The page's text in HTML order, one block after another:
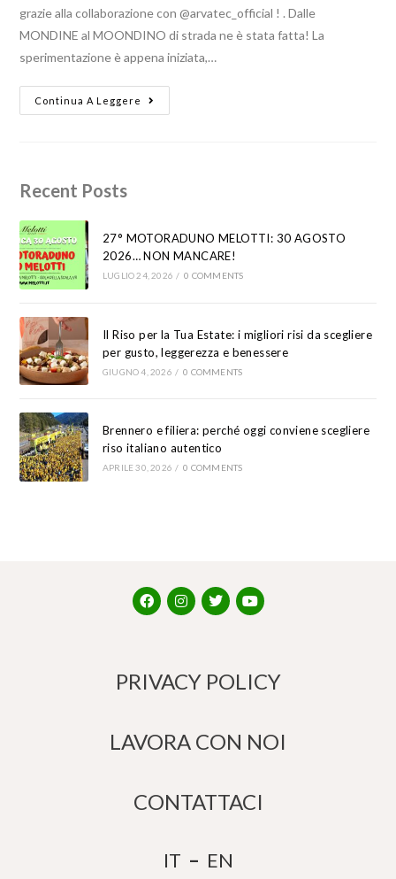
grazie alla collaborazione con @arvatec_official ! . Dalle
MONDINE al MOONDINO di strada ne è stata fatta! La
sperimentazione è appena iniziata,…
Continua A Leggere
Recent Posts
27° MOTORADUNO MELOTTI: 30 AGOSTO
2026… NON MANCARE!
LUGLIO 24, 2026 / 0 COMMENTS
Il Riso per la Tua Estate: i migliori risi da scegliere
per gusto, leggerezza e benessere
GIUGNO 4, 2026 / 0 COMMENTS
Brennero e filiera: perché oggi conviene scegliere
riso italiano autentico
APRILE 30, 2026 / 0 COMMENTS
PRIVACY POLICY
LAVORA CON NOI
CONTATTACI
IT – EN